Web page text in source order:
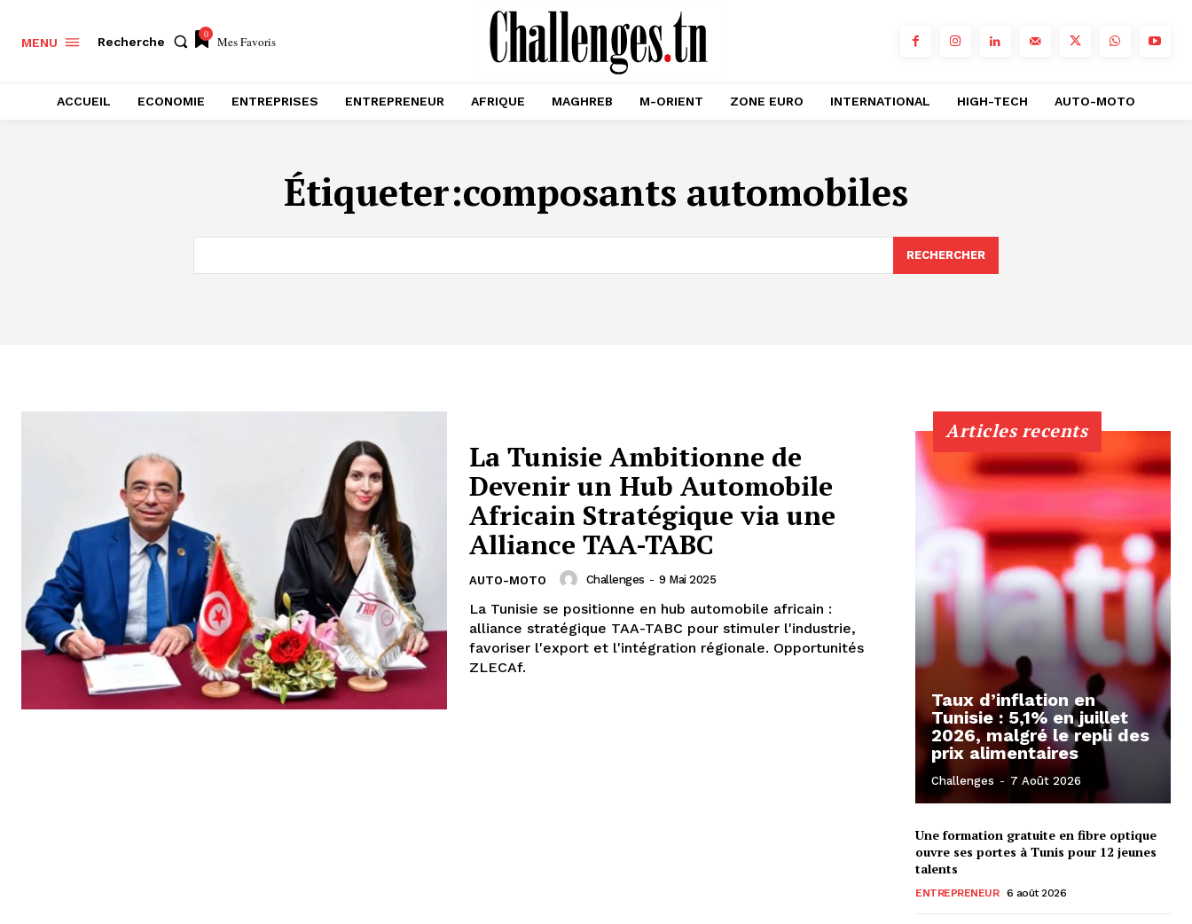
MENU Recherche
0 Mes Favoris
ACCUEIL ECONOMIE ENTREPRISES ENTREPRENEUR AFRIQUE MAGHREB M-ORIENT ZONE EURO INTERNATIONAL HIGH-TECH AUTO-MOTO
Étiqueter:composants automobiles
RECHERCHER
La Tunisie Ambitionne de
Devenir un Hub Automobile
Africain Stratégique via une
Alliance TAA-TABC
AUTO-MOTO Challenges - 9 Mai 2025
La Tunisie se positionne en hub automobile africain :
alliance stratégique TAA-TABC pour stimuler l'industrie,
favoriser l'export et l'intégration régionale. Opportunités
ZLECAf.
Articles recents
Taux d’inflation en
Tunisie : 5,1% en juillet
2026, malgré le repli des
prix alimentaires
Challenges - 7 Août 2026
Une formation gratuite en fibre optique
ouvre ses portes à Tunis pour 12 jeunes
talents
ENTREPRENEUR 6 août 2026